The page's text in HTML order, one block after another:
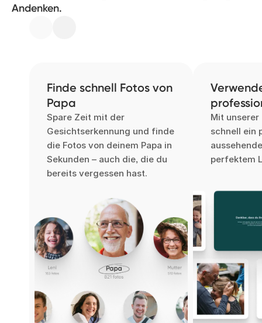
Andenken.
Finde schnell Fotos von
Papa
Spare Zeit mit der
Gesichtserkennung und finde
die Fotos von deinem Papa in
Sekunden – auch die, die du
bereits vergessen hast.
Mit unserer
schnell ein
perfektem